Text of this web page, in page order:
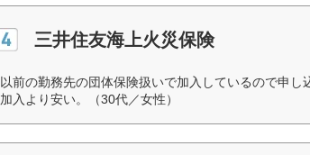
三井住友海上火災保険
以前の勤務先の団体保険扱いで加入しているので申
加入より安い。（30代／女性）